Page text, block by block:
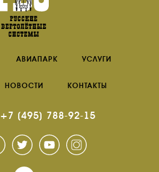
АВИАПАРК УСЛУГИ
НОВОСТИ КОНТАКТЫ
+7 (495) 788-92-15